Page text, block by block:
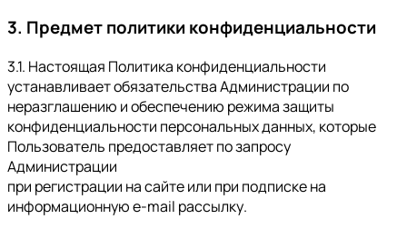
3. Предмет политики конфиденциальности
3.1. Настоящая Политика конфиденциальности
устанавливает обязательства Администрации по
неразглашению и обеспечению режима защиты
конфиденциальности персональных данных, которые
Пользователь предоставляет по запросу
Администрации
при регистрации на сайте или при подписке на
информационную e-mail рассылку.